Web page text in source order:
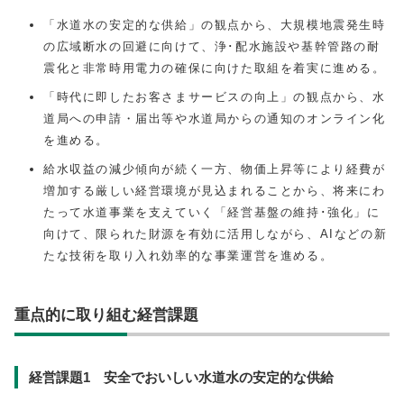
「水道水の安定的な供給」の観点から、大規模地震発生時
の広域断水の回避に向けて、浄･配水施設や基幹管路の耐
震化と非常時用電力の確保に向けた取組を着実に進める。
「時代に即したお客さまサービスの向上」の観点から、水
道局への申請・届出等や水道局からの通知のオンライン化
を進める。
給水収益の減少傾向が続く一方、物価上昇等により経費が
増加する厳しい経営環境が見込まれることから、将来にわ
たって水道事業を支えていく「経営基盤の維持･強化」に
向けて、限られた財源を有効に活用しながら、AIなどの新
たな技術を取り入れ効率的な事業運営を進める。
重点的に取り組む経営課題
経営課題1 安全でおいしい水道水の安定的な供給